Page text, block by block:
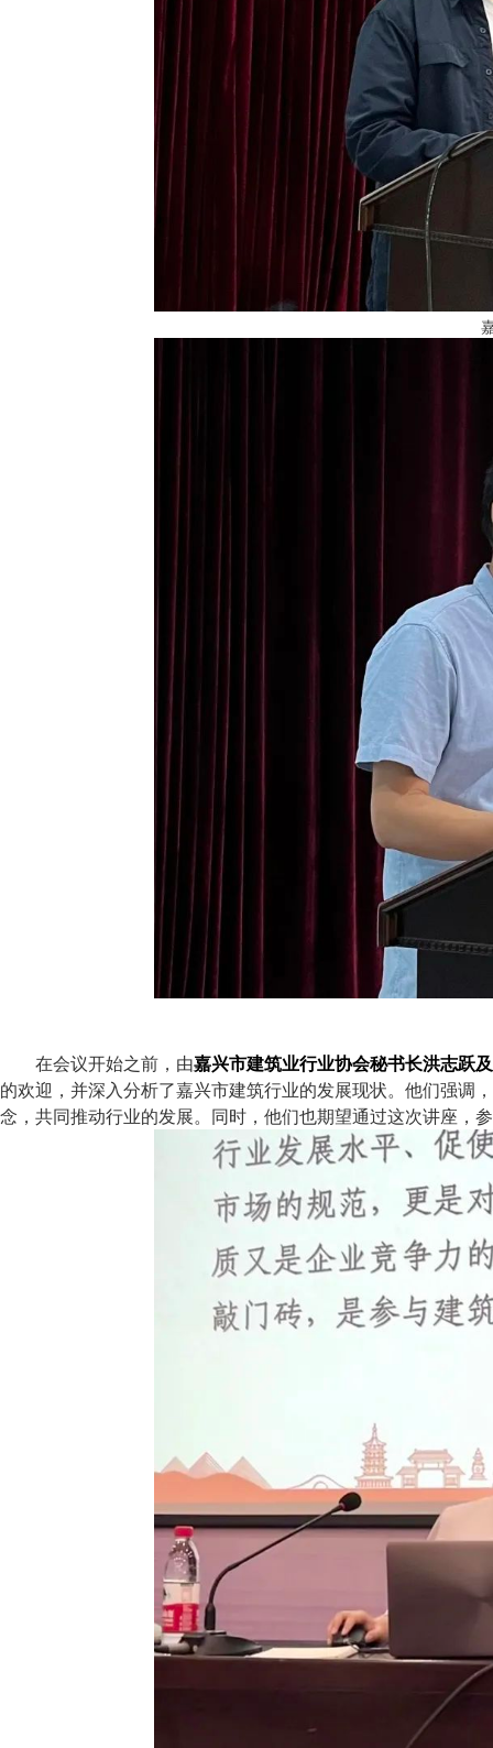
在会议开始之前，由嘉兴市建筑业行业协会秘书长洪志跃
的欢迎，并深入分析了嘉兴市建筑行业的发展现状。他们强调
念，共同推动行业的发展。同时，他们也期望通过这次讲座，